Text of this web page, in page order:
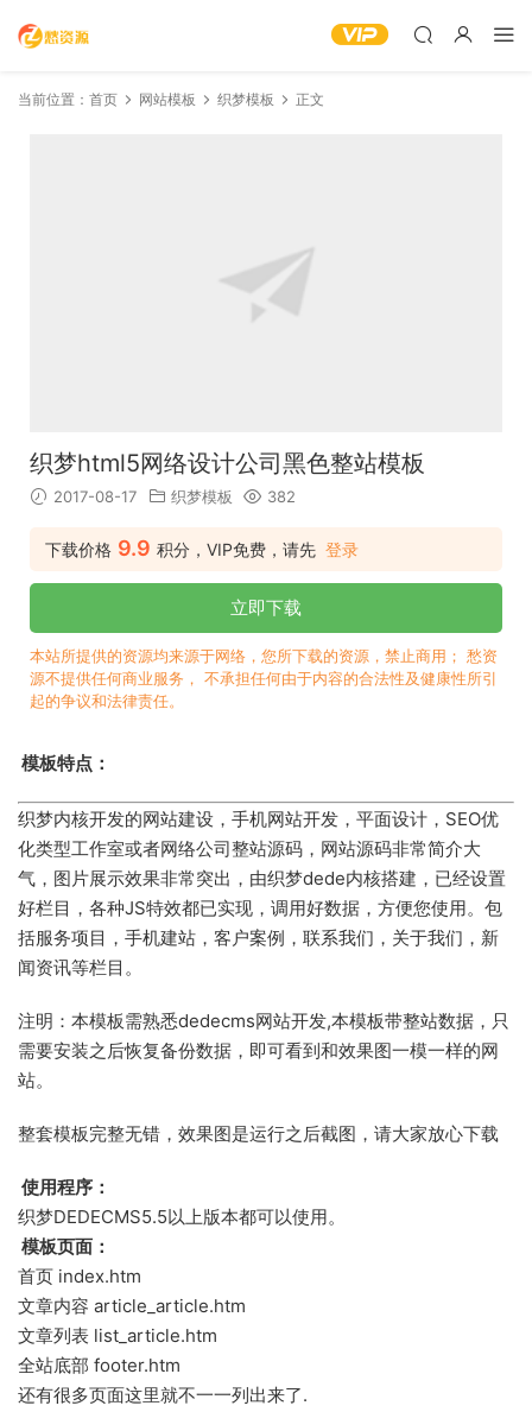
当前位置： 首页 网站模板 织梦模板 正文
织梦html5网络设计公司黑色整站模板
2017-08-17 织梦模板 382
下载价格 9.9 积分，VIP免费，请先 登录
立即下载
本站所提供的资源均来源于网络，您所下载的资源，禁止商用； 愁资
源不提供任何商业服务， 不承担任何由于内容的合法性及健康性所引
起的争议和法律责任。
模板特点：
织梦内核开发的网站建设，手机网站开发，平面设计，SEO优
化类型工作室或者网络公司整站源码，网站源码非常简介大
气，图片展示效果非常突出，由织梦dede内核搭建，已经设置
好栏目，各种JS特效都已实现，调用好数据，方便您使用。包
括服务项目，手机建站，客户案例，联系我们，关于我们，新
闻资讯等栏目。
注明：本模板需熟悉dedecms网站开发,本模板带整站数据，只
需要安装之后恢复备份数据，即可看到和效果图一模一样的网
站。
整套模板完整无错，效果图是运行之后截图，请大家放心下载
使用程序：
织梦DEDECMS5.5以上版本都可以使用。
模板页面：
首页 index.htm
文章内容 article_article.htm
文章列表 list_article.htm
全站底部 footer.htm
还有很多页面这里就不一一列出来了.